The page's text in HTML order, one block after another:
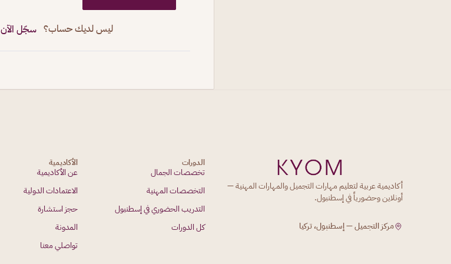
ليس لديك حساب؟ سجّل الآن
أكاديمية عربية لتعليم مهارات التجميل والمهارات المهنية —
أونلاين وحضورياً في إسطنبول.
مركز التجميل — إسطنبول، تركيا
الدورات
تخصصات الجمال
التخصصات المهنية
التدريب الحضوري في إسطنبول
كل الدورات
الأكاديمية
عن الأكاديمية
الاعتمادات الدولية
حجز استشارة
المدونة
تواصلي معنا